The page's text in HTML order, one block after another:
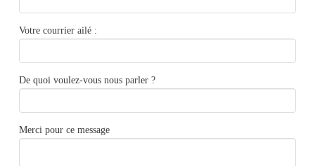
Votre courrier ailé :
De quoi voulez-vous nous parler ?
Merci pour ce message